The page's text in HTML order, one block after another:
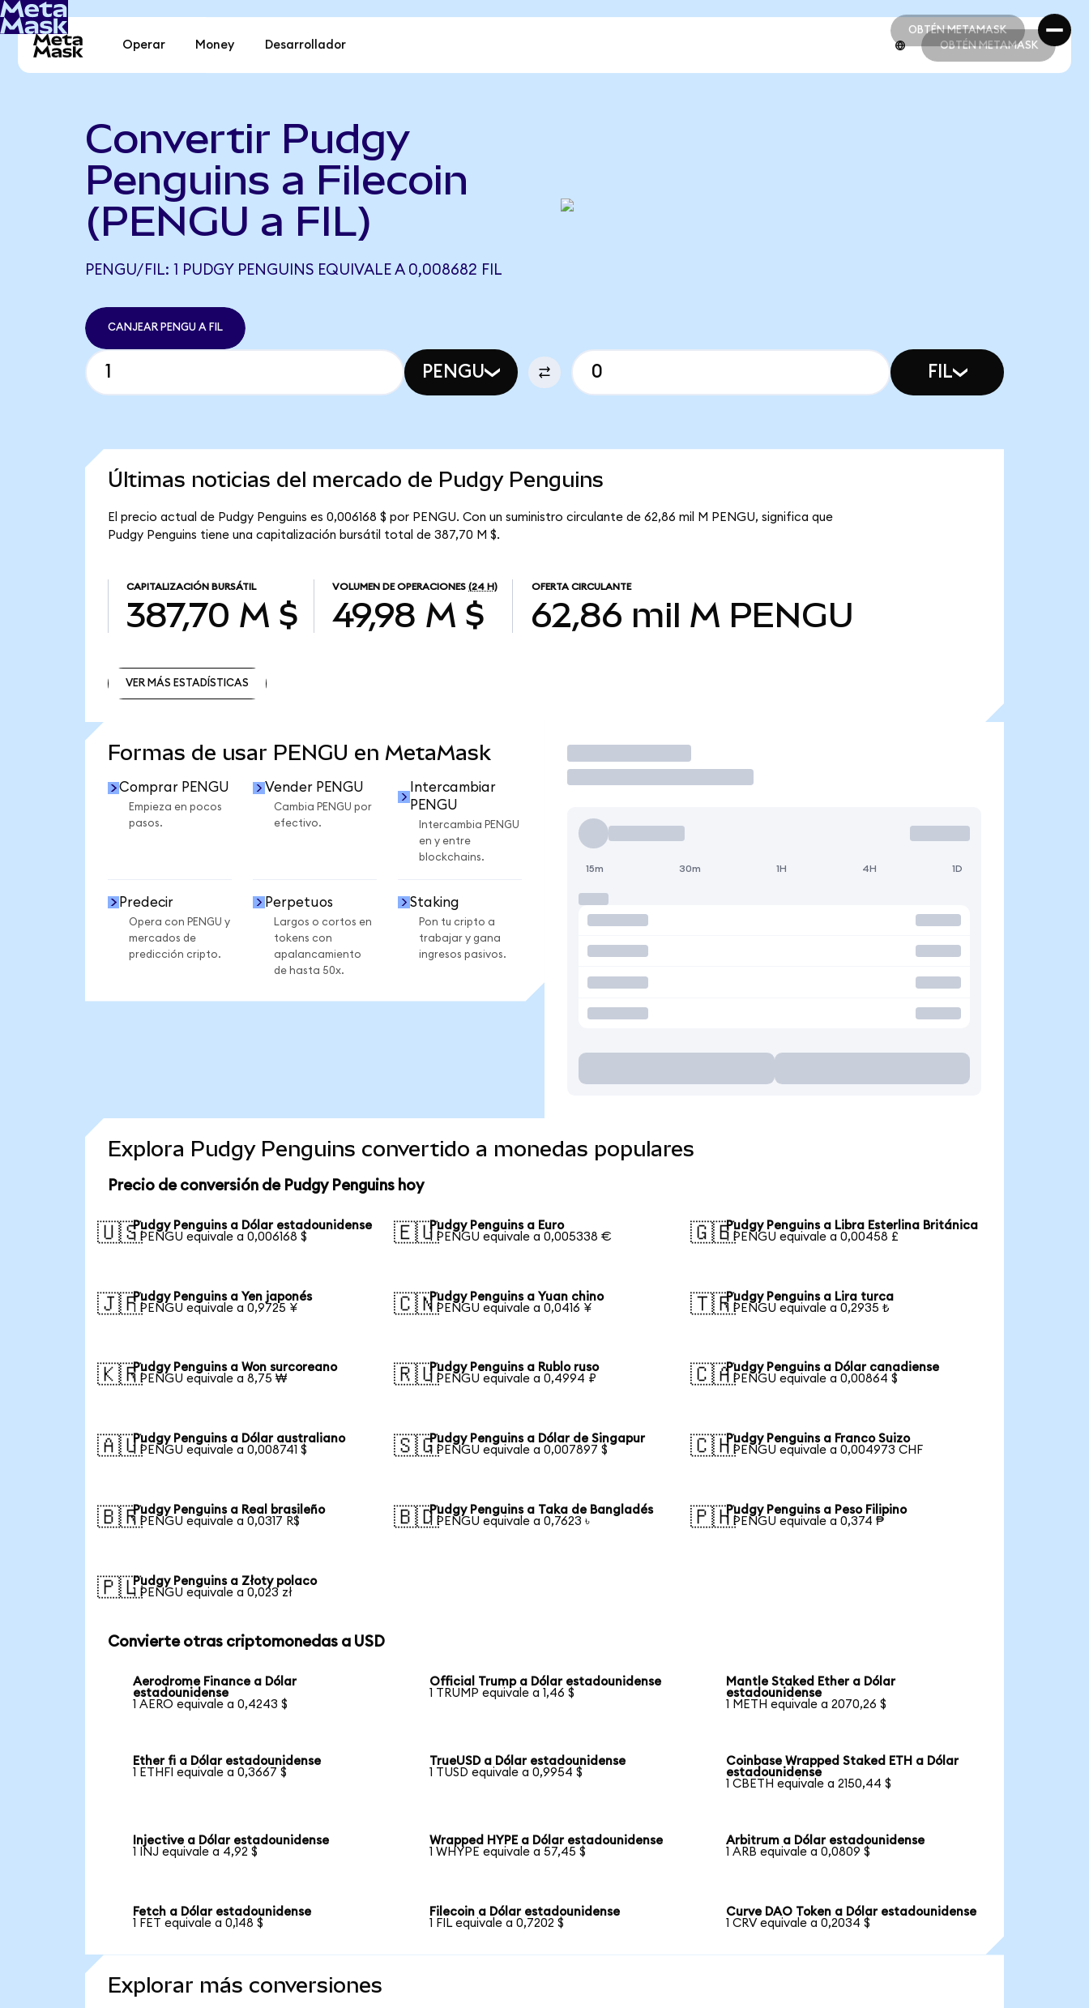
OBTÉN METAMASK
OBTÉN METAMASK
Operar Money Desarrollador OBTÉN METAMASK
Convertir Pudgy
Penguins a Filecoin
(PENGU a FIL)
PENGU/FIL: 1 PUDGY PENGUINS EQUIVALE A 0,008682 FIL
CANJEAR PENGU A FIL
PENGU FIL
Últimas noticias del mercado de Pudgy Penguins
El precio actual de Pudgy Penguins es 0,006168 $ por PENGU. Con un suministro circulante de 62,86 mil M PENGU, significa que
Pudgy Penguins tiene una capitalización bursátil total de 387,70 M $.
CAPITALIZACIÓN BURSÁTIL
387,70 M $
VOLUMEN DE OPERACIONES (24 H)
49,98 M $
OFERTA CIRCULANTE
62,86 mil M PENGU
VER MÁS ESTADÍSTICAS
Formas de usar PENGU en MetaMask
Comprar PENGU
Empieza en pocos
pasos.
Vender PENGU
Cambia PENGU por
efectivo.
Intercambiar
PENGU
Intercambia PENGU
en y entre
blockchains.
Predecir
Opera con PENGU y
mercados de
predicción cripto.
Perpetuos
Largos o cortos en
tokens con
apalancamiento
de hasta 50x.
Staking
Pon tu cripto a
trabajar y gana
ingresos pasivos.
Operar
15m 30m 1H 4H 1D
Explora Pudgy Penguins convertido a monedas populares
Precio de conversión de Pudgy Penguins hoy
🇺🇸Pudgy Penguins a Dólar estadounidense
1 PENGU equivale a 0,006168 $
🇪🇺Pudgy Penguins a Euro
1 PENGU equivale a 0,005338 €
🇬🇧Pudgy Penguins a Libra Esterlina Británica
1 PENGU equivale a 0,00458 £
🇯🇵Pudgy Penguins a Yen japonés
1 PENGU equivale a 0,9725 ¥
🇨🇳Pudgy Penguins a Yuan chino
1 PENGU equivale a 0,0416 ¥
🇹🇷Pudgy Penguins a Lira turca
1 PENGU equivale a 0,2935 ₺
🇰🇷Pudgy Penguins a Won surcoreano
1 PENGU equivale a 8,75 ₩
🇷🇺Pudgy Penguins a Rublo ruso
1 PENGU equivale a 0,4994 ₽
🇨🇦Pudgy Penguins a Dólar canadiense
1 PENGU equivale a 0,00864 $
🇦🇺Pudgy Penguins a Dólar australiano
1 PENGU equivale a 0,008741 $
🇸🇬Pudgy Penguins a Dólar de Singapur
1 PENGU equivale a 0,007897 $
🇨🇭Pudgy Penguins a Franco Suizo
1 PENGU equivale a 0,004973 CHF
🇧🇷Pudgy Penguins a Real brasileño
1 PENGU equivale a 0,0317 R$
🇧🇩Pudgy Penguins a Taka de Bangladés
1 PENGU equivale a 0,7623 ৳
🇵🇭Pudgy Penguins a Peso Filipino
1 PENGU equivale a 0,374 ₱
🇵🇱Pudgy Penguins a Złoty polaco
1 PENGU equivale a 0,023 zł
Convierte otras criptomonedas a USD
Aerodrome Finance a Dólar
estadounidense
1 AERO equivale a 0,4243 $
Official Trump a Dólar estadounidense
1 TRUMP equivale a 1,46 $
Mantle Staked Ether a Dólar
estadounidense
1 METH equivale a 2070,26 $
Ether fi a Dólar estadounidense
1 ETHFI equivale a 0,3667 $
TrueUSD a Dólar estadounidense
1 TUSD equivale a 0,9954 $
Coinbase Wrapped Staked ETH a Dólar
estadounidense
1 CBETH equivale a 2150,44 $
Injective a Dólar estadounidense
1 INJ equivale a 4,92 $
Wrapped HYPE a Dólar estadounidense
1 WHYPE equivale a 57,45 $
Arbitrum a Dólar estadounidense
1 ARB equivale a 0,0809 $
Fetch a Dólar estadounidense
1 FET equivale a 0,148 $
Filecoin a Dólar estadounidense
1 FIL equivale a 0,7202 $
Curve DAO Token a Dólar estadounidense
1 CRV equivale a 0,2034 $
Explorar más conversiones